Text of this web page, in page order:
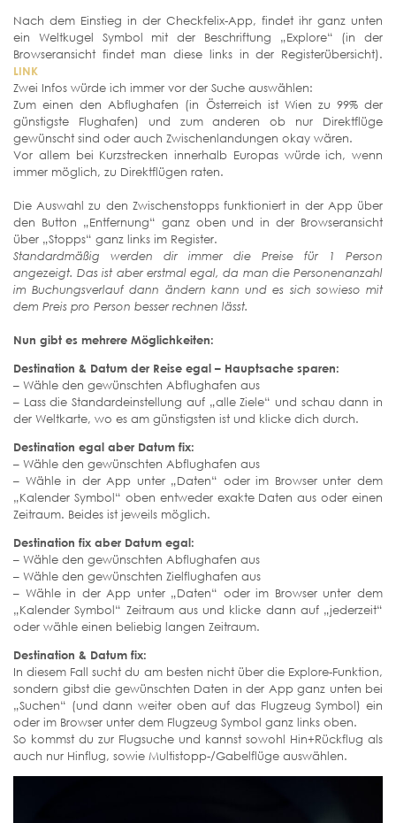
Nach dem Einstieg in der Checkfelix-App, findet ihr ganz unten
ein Weltkugel Symbol mit der Beschriftung „Explore“ (in der
Browseransicht findet man diese links in der Registerübersicht).
LINK
Zwei Infos würde ich immer vor der Suche auswählen:
Zum einen den Abflughafen (in Österreich ist Wien zu 99% der
günstigste Flughafen) und zum anderen ob nur Direktflüge
gewünscht sind oder auch Zwischenlandungen okay wären.
Vor allem bei Kurzstrecken innerhalb Europas würde ich, wenn
immer möglich, zu Direktflügen raten.
Die Auswahl zu den Zwischenstopps funktioniert in der App über
den Button „Entfernung“ ganz oben und in der Browseransicht
über „Stopps“ ganz links im Register.
Standardmäßig werden dir immer die Preise für 1 Person
angezeigt. Das ist aber erstmal egal, da man die Personenanzahl
im Buchungsverlauf dann ändern kann und es sich sowieso mit
dem Preis pro Person besser rechnen lässt.
Nun gibt es mehrere Möglichkeiten:
Destination & Datum der Reise egal – Hauptsache sparen:
– Wähle den gewünschten Abflughafen aus
– Lass die Standardeinstellung auf „alle Ziele“ und schau dann in
der Weltkarte, wo es am günstigsten ist und klicke dich durch.
Destination egal aber Datum fix:
– Wähle den gewünschten Abflughafen aus
– Wähle in der App unter „Daten“ oder im Browser unter dem
„Kalender Symbol“ oben entweder exakte Daten aus oder einen
Zeitraum. Beides ist jeweils möglich.
Destination fix aber Datum egal:
– Wähle den gewünschten Abflughafen aus
– Wähle den gewünschten Zielflughafen aus
– Wähle in der App unter „Daten“ oder im Browser unter dem
„Kalender Symbol“ Zeitraum aus und klicke dann auf „jederzeit“
oder wähle einen beliebig langen Zeitraum.
Destination & Datum fix:
In diesem Fall sucht du am besten nicht über die Explore-Funktion,
sondern gibst die gewünschten Daten in der App ganz unten bei
„Suchen“ (und dann weiter oben auf das Flugzeug Symbol) ein
oder im Browser unter dem Flugzeug Symbol ganz links oben.
So kommst du zur Flugsuche und kannst sowohl Hin+Rückflug als
auch nur Hinflug, sowie Multistopp-/Gabelflüge auswählen.